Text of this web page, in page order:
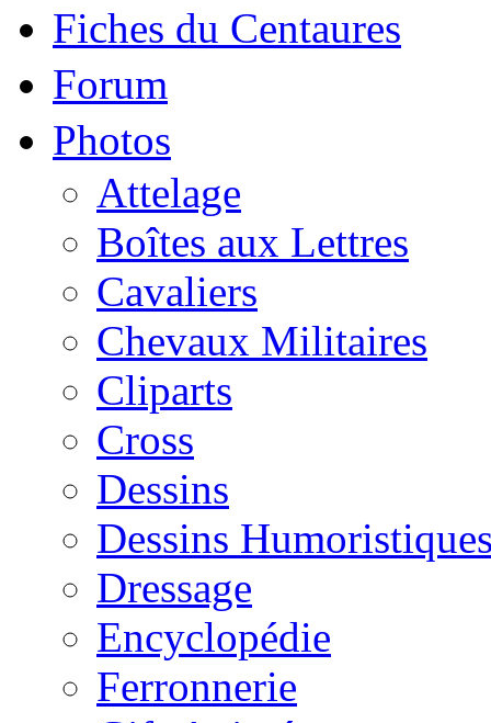
Fiches du Centaures
Forum
Photos
Attelage
Boîtes aux Lettres
Cavaliers
Chevaux Militaires
Cliparts
Cross
Dessins
Dessins
Dressage
Encyclopédie
Ferronnerie